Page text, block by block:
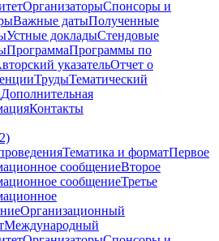
ОрганизаторыСпонсоры и
Важные датыПолученные
Устные докладыСтендовые
ПрограммаПрограммы по
указательОтчет о
ТрудыТематический
Дополнительная
Контакты
Тематика и форматПервое
сообщениеВторое
сообщениеТретье
Организационный
Международный